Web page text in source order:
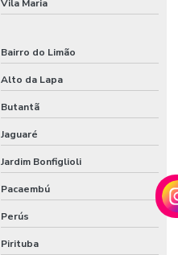
Vila Maria
Bairro do Limão
Alto da Lapa
Butantã
Jaguaré
Jardim Bonfiglioli
Pacaembú
Perús
Pirituba